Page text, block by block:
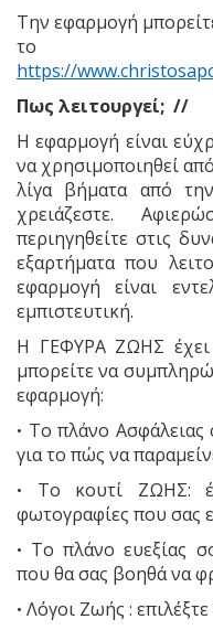
Την εφαρμογή
το
https://
Πως λειτουργεί; //
Η εφαρμογή είναι
να χρησιμοποιηθεί
λίγα βήματα από
χρειάζεστε.
περιηγηθείτε στις
εξαρτήματα που
εφαρμογή είναι
εμπιστευτική.
Η ΓΕΦΥΡΑ ΖΩΗΣ έχει
μπορείτε να
εφαρμογή:
• Το πλάνο
για το πώς να
• Το κουτί ΖΩΗΣ:
φωτογραφίες που σας
• Το πλάνο ευεξίας
που θα σας βοηθά να
• Λόγοι Ζωής :